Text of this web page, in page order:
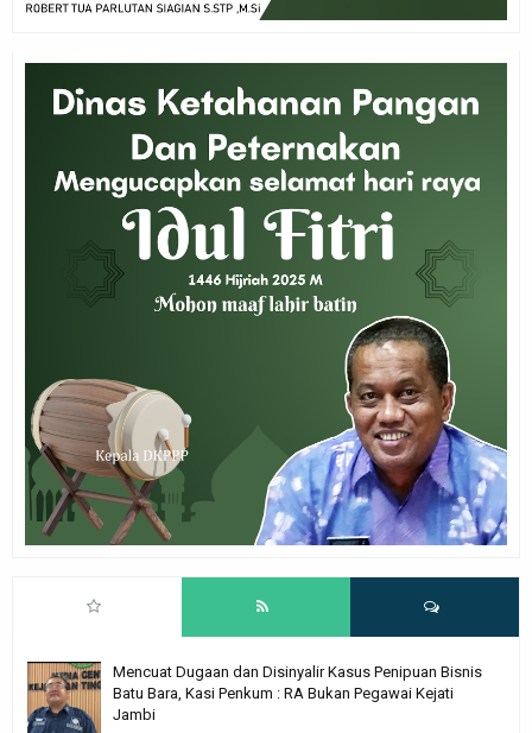
Mencuat Dugaan dan Disinyalir Kasus Penipuan Bisnis
Batu Bara, Kasi Penkum : RA Bukan Pegawai Kejati
Jambi